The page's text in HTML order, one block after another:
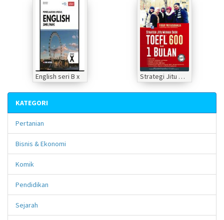
English seri B x Strategi Jitu Meraih Skor Toefl 600 dalam 1 bulan
KATEGORI
Pertanian
Bisnis & Ekonomi
Komik
Pendidikan
Sejarah